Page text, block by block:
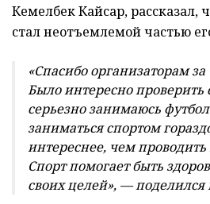
Кемелбек Кайсар, рассказал,
стал неотъемлемой частью
«Спасибо организаторам
Было интересно проверить
серьезно занимаюсь
заниматься спортом
интереснее, чем
Спорт помогает быть
своих целей», —